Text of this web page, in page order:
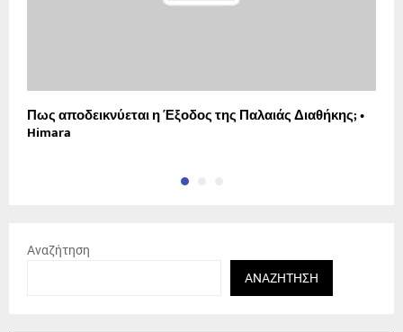
Πως αποδεικνύεται η Έξοδος της Παλαιάς Διαθήκης; •
Himara
Αναζήτηση
ΑΝΑΖΉΤΗΣΗ